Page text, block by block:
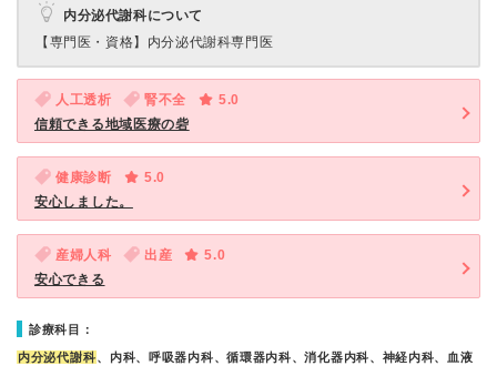
内分泌代謝科について
【専門医・資格】 内分泌代謝科専門医
人工透析 腎不全
5.0
信頼できる地域医療の砦
健康診断
5.0
安心しました。
産婦人科 出産
5.0
安心できる
診療科目：
内分泌代謝科、内科、呼吸器内科、循環器内科、消化器内科、神経内科、血液